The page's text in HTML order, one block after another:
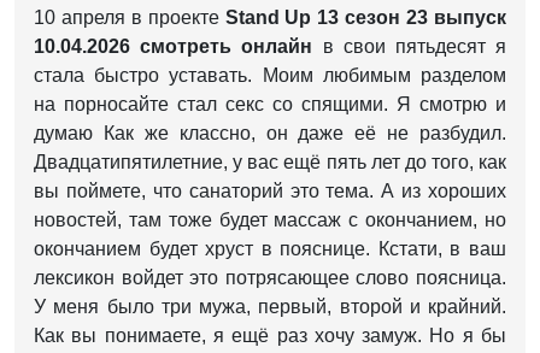
10 апреля в проекте Stand Up 13 сезон 23 выпуск
10.04.2026 смотреть онлайн в свои пятьдесят я
стала быстро уставать. Моим любимым разделом
на порносайте стал секс со спящими. Я смотрю и
думаю Как же классно, он даже её не разбудил.
Двадцатипятилетние, у вас ещё пять лет до того, как
вы поймете, что санаторий это тема. А из хороших
новостей, там тоже будет массаж с окончанием, но
окончанием будет хруст в пояснице. Кстати, в ваш
лексикон войдет это потрясающее слово поясница.
У меня было три мужа, первый, второй и крайний.
Как вы понимаете, я ещё раз хочу замуж. Но я бы